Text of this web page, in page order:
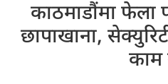
काठमाडौंमा फेला
छापाखाना,
काम